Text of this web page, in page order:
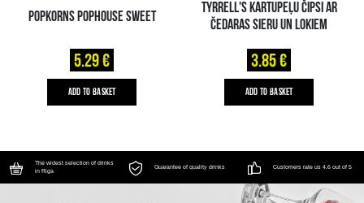
POPKORNS POPHOUSE SWEET
5.29 €
ADD TO BASKET
TYRRELL'S KARTUPEĻU ČIPSI AR
ČEDARAS SIERU UN LOKIEM
3.85 €
ADD TO BASKET
The widest selection of drinks
in Riga
Guarantee of quality drinks Customers rate us 4.6 out of 5